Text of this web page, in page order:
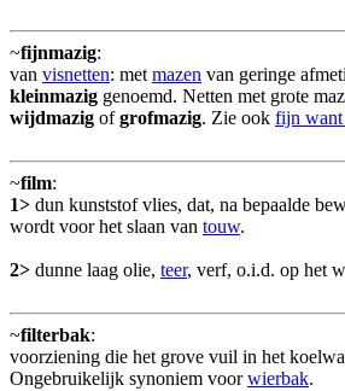
~fijnmazig:
van visnetten: metmazen van geringe
kleinmazig genoemd. Netten met grote
wijdmazig ofgrofmazig. Zie ook fijn want
~film:
1> dun kunststof vlies, dat, na bepaalde
wordt voor het slaan van touw.
2> dunne laag olie, teer, verf, o.i.d. op het
~filterbak:
voorziening die het grove vuil in het
Ongebruikelijk synoniem voorwierbak.